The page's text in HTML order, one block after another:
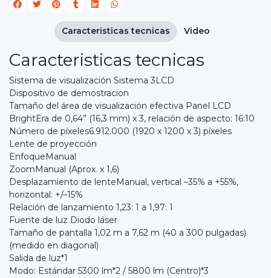
Caracteristicas tecnicas
Sistema de visualización Sistema 3LCD
Dispositivo de demostracion
Tamaño del área de visualización efectiva Panel LCD
BrightEra de 0,64” (16,3 mm) x 3, relación de aspecto: 16:10
Número de píxeles6.912.000 (1920 x 1200 x 3) píxeles
Lente de proyección
EnfoqueManual
ZoomManual (Aprox. x 1,6)
Desplazamiento de lenteManual, vertical –35% a +55%,
horizontal: +/–15%
Relación de lanzamiento 1,23: 1 a 1,97: 1
Fuente de luz Diodo láser
Tamaño de pantalla 1,02 m a 7,62 m (40 a 300 pulgadas)
(medido en diagonal)
Salida de luz*1
Modo: Estándar 5300 lm*2 / 5800 lm (Centro)*3
Caracteristicas tecnicas Video